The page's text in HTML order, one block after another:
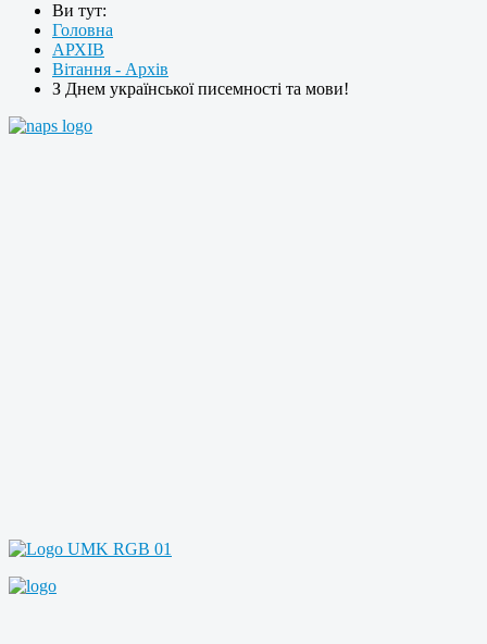
Ви тут:
Головна
АРХІВ
Вітання - Архів
З Днем української писемності та мови!